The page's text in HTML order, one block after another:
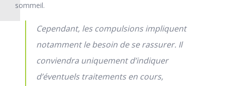
sommeil.
Cependant, les compulsions impliquent
notamment le besoin de se rassurer. Il
conviendra uniquement d’indiquer
d’éventuels traitements en cours,